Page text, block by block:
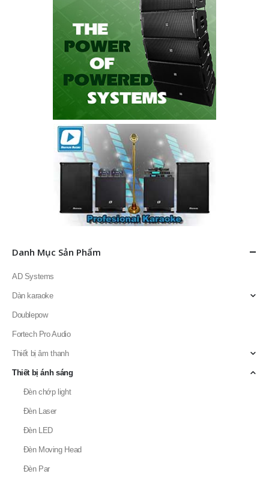
Danh Mục Sản Phẩm
AD Systems
Dàn karaoke
Doublepow
Fortech Pro Audio
Thiết bị âm thanh
Thiết bị ánh sáng
Đèn chớp light